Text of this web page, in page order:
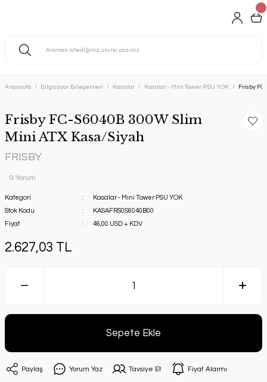
Anasayfa Bilgisayar Bileşenleri Kasalar Kasalar - Mini Tower PSU YOK Frisby
Frisby FC-S6040B 300W Slim
Mini ATX Kasa/Siyah
FRISBY
0 Yorum
Kategori
Kasalar - Mini Tower PSU YOK
Stok Kodu
KASAFRS0S6040B00
Fiyat
46,00 USD + KDV
2.627,03 TL
Sepete Ekle
Paylaş Yorum Yaz Tavsiye Et Fiyat Alarmı